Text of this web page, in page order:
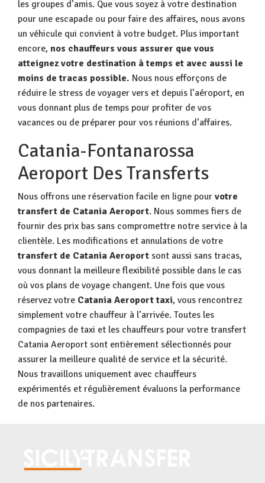
les groupes d’amis. Que vous soyez à votre destination
pour une escapade ou pour faire des affaires, nous avons
un véhicule qui convient à votre budget. Plus important
encore, nos chauffeurs vous assurer que vous
atteignez votre destination à temps et avec aussi le
moins de tracas possible. Nous nous efforçons de
réduire le stress de voyager vers et depuis l’aéroport, en
vous donnant plus de temps pour profiter de vos
vacances ou de préparer pour vos réunions d’affaires.
Catania-Fontanarossa
Aeroport Des Transferts
Nous offrons une réservation facile en ligne pour votre
transfert de Catania Aeroport. Nous sommes fiers de
fournir des prix bas sans compromettre notre service à la
clientèle. Les modifications et annulations de votre
transfert de Catania Aeroport sont aussi sans tracas,
vous donnant la meilleure flexibilité possible dans le cas
où vos plans de voyage changent. Une fois que vous
réservez votre Catania Aeroport taxi, vous rencontrez
simplement votre chauffeur à l’arrivée. Toutes les
compagnies de taxi et les chauffeurs pour votre transfert
Catania Aeroport sont entièrement sélectionnés pour
assurer la meilleure qualité de service et la sécurité.
Nous travaillons uniquement avec chauffeurs
expérimentés et régulièrement évaluons la performance
de nos partenaires.